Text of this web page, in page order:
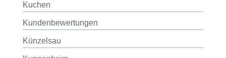
Kuchen
Kundenbewertungen
Künzelsau